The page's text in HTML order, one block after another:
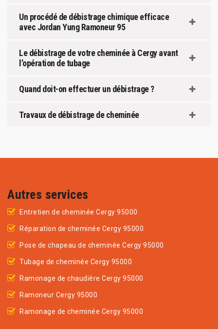
Un procédé de débistrage chimique efficace
avec Jordan Yung Ramoneur 95
Le débistrage de votre cheminée à Cergy avant
l’opération de tubage
Quand doit-on effectuer un débistrage ?
Travaux de débistrage de cheminée
Autres services
Entretien de cheminée Cergy 95000
Réparation de cheminée Cergy 95000
Pose de chapeau de cheminée Cergy 95000
Tubage de cheminée Cergy 95000
Ramonage de chaudière Cergy 95000
Ramoneur Cergy 95000
Ramonage de cheminée Cergy 95000